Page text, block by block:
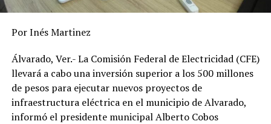
Por Inés Martinez
Álvarado, Ver.- La Comisión Federal de Electricidad (CFE)
llevará a cabo una inversión superior a los 500 millones
de pesos para ejecutar nuevos proyectos de
infraestructura eléctrica en el municipio de Alvarado,
informó el presidente municipal Alberto Cobos